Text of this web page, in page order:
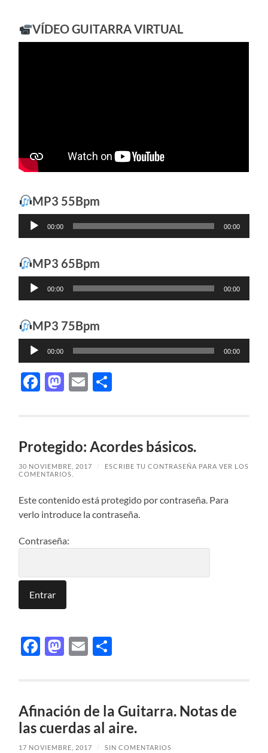
VÍDEO GUITARRA VIRTUAL
MP3 55Bpm
Reproductor
audio
00:00 00:00
MP3 65Bpm
Reproductor
audio
00:00 00:00
MP3 75Bpm
Reproductor
audio
00:00 00:00
Facebook
Mastodon
Email
Protegido: Acordes básicos.
30 NOVIEMBRE, 2017 /
ESCRIBE TU CONTRASEÑA PARA VER LOS
COMENTARIOS.
Este contenido está protegido por contraseña. Para
verlo introduce la contraseña.
Contraseña:
Facebook
Mastodon
Email
Afinación de la Guitarra. Notas de
las cuerdas al aire.
17 NOVIEMBRE, 2017 / SIN COMENTARIOS